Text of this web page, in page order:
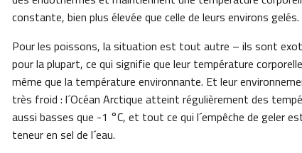
constante, bien plus élevée que celle de leurs environs gelés.
Pour les poissons, la situation est tout autre – ils sont
pour la plupart, ce qui signifie que leur température
même que la température environnante. Et leur
très froid : l´Océan Arctique atteint régulièrement des
aussi basses que -1 °C, et tout ce qui l´empêche de geler
teneur en sel de l´eau.